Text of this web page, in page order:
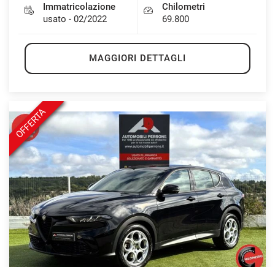
Immatricolazione
usato - 02/2022
Chilometri
69.800
MAGGIORI DETTAGLI
OFFERTA